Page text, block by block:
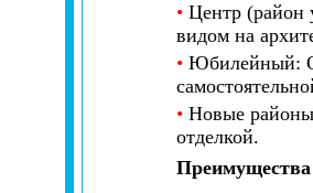
• Центр (район
видом на
• Юбилейный:
• Новые
отделкой.
Преимущества